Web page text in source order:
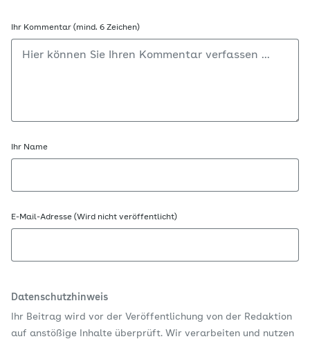
Ihr Kommentar (mind. 6 Zeichen)
Ihr Name
E-Mail-Adresse (Wird nicht veröffentlicht)
Datenschutzhinweis
Ihr Beitrag wird vor der Veröffentlichung von der Redaktion
auf anstößige Inhalte überprüft. Wir verarbeiten und nutzen